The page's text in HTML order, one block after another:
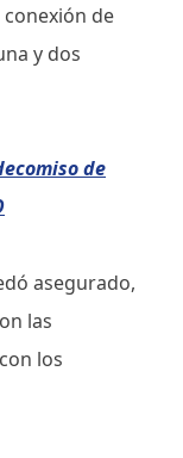
de
y dos
de
asegurado,
las
los